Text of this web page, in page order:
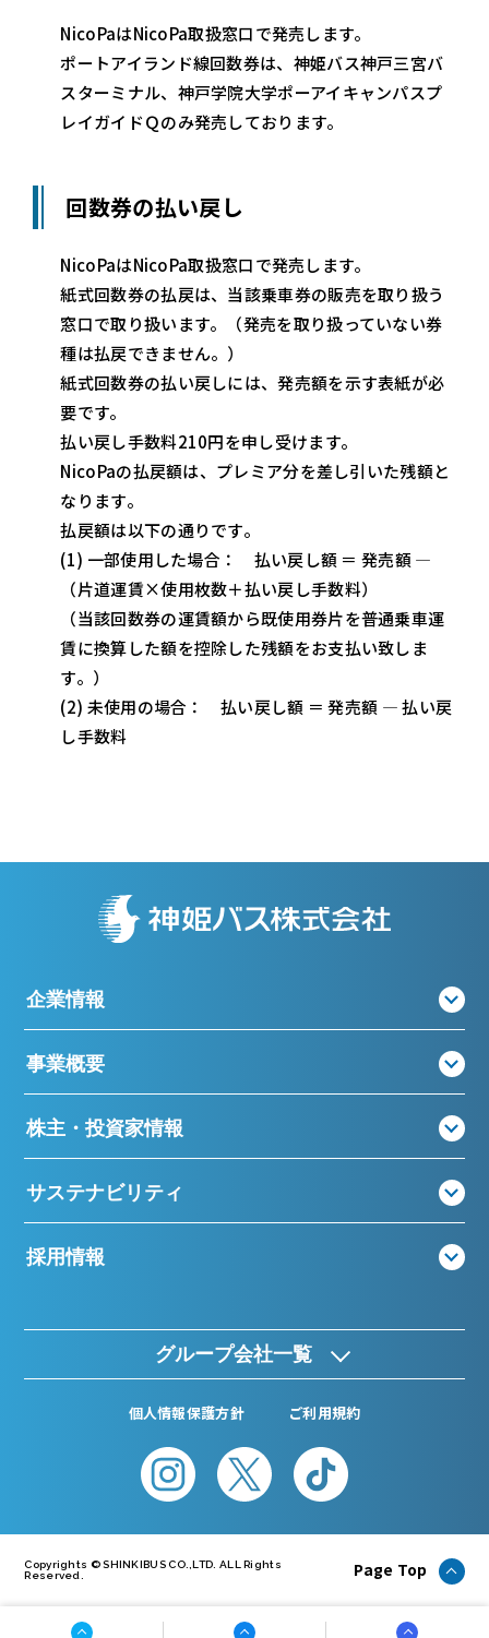
NicoPaはNicoPa取扱窓口で発売します。
ポートアイランド線回数券は、神姫バス神戸三宮バ
スターミナル、神戸学院大学ポーアイキャンパスプ
レイガイドＱのみ発売しております。
回数券の払い戻し
NicoPaはNicoPa取扱窓口で発売します。
紙式回数券の払戻は、当該乗車券の販売を取り扱う
窓口で取り扱います。（発売を取り扱っていない券
種は払戻できません。）
紙式回数券の払い戻しには、発売額を示す表紙が必
要です。
払い戻し手数料210円を申し受けます。
NicoPaの払戻額は、プレミア分を差し引いた残額と
なります。
払戻額は以下の通りです。
(1) 一部使用した場合： 払い戻し額 ＝ 発売額 ―
（片道運賃×使用枚数＋払い戻し手数料）
（当該回数券の運賃額から既使用券片を普通乗車運
賃に換算した額を控除した残額をお支払い致しま
す。）
(2) 未使用の場合： 払い戻し額 ＝ 発売額 ― 払い戻
し手数料
企業情報
事業概要
株主・投資家情報
サステナビリティ
採用情報
グループ会社一覧
個人情報保護方針 ご利用規約
Copyrights © SHINKIBUS CO.,LTD. ALL Rights
Reserved.
Page Top